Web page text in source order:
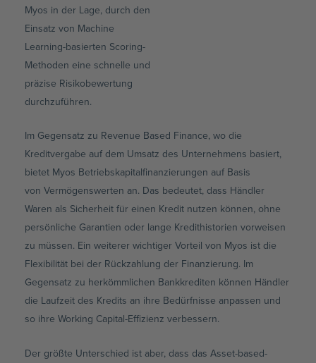
Myos in der Lage, durch den
Einsatz von Machine
Learning-basierten Scoring-
Methoden eine schnelle und
präzise Risikobewertung
durchzuführen.
Im Gegensatz zu Revenue Based Finance, wo die
Kreditvergabe auf dem Umsatz des Unternehmens basiert,
bietet Myos Betriebskapitalfinanzierungen auf Basis
von Vermögenswerten an. Das bedeutet, dass Händler
Waren als Sicherheit für einen Kredit nutzen können, ohne
persönliche Garantien oder lange Kredithistorien vorweisen
zu müssen. Ein weiterer wichtiger Vorteil von Myos ist die
Flexibilität bei der Rückzahlung der Finanzierung. Im
Gegensatz zu herkömmlichen Bankkrediten können Händler
die Laufzeit des Kredits an ihre Bedürfnisse anpassen und
so ihre Working Capital-Effizienz verbessern.
Der größte Unterschied ist aber, dass das Asset-based-